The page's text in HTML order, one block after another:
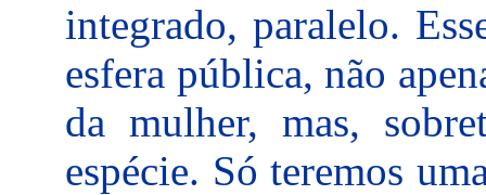
integrado, paralelo.
esfera pública, não
da mulher, mas,
espécie. Só teremos